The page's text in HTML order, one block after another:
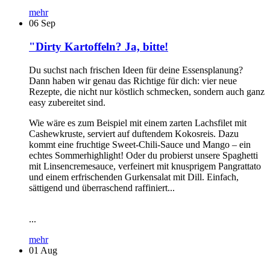
mehr
06 Sep
"Dirty Kartoffeln? Ja, bitte!
Du suchst nach frischen Ideen für deine Essensplanung?
Dann haben wir genau das Richtige für dich: vier neue
Rezepte, die nicht nur köstlich schmecken, sondern auch ganz
easy zubereitet sind.
Wie wäre es zum Beispiel mit einem zarten Lachsfilet mit
Cashewkruste, serviert auf duftendem Kokosreis. Dazu
kommt eine fruchtige Sweet-Chili-Sauce und Mango – ein
echtes Sommerhighlight! Oder du probierst unsere Spaghetti
mit Linsencremesauce, verfeinert mit knusprigem Pangrattato
und einem erfrischenden Gurkensalat mit Dill. Einfach,
sättigend und überraschend raffiniert...
...
mehr
01 Aug